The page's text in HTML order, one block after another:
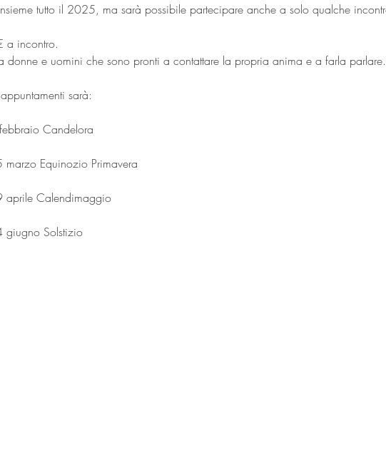
tutto il 2025, ma sarà possibile partecipare anche a solo qualche
a incontro.
donne e uomini che sono pronti a contattare la propria anima e a farla parlare.
sarà:
Candelora
Equinozio Primavera
aprile Calendimaggio
giugno Solstizio